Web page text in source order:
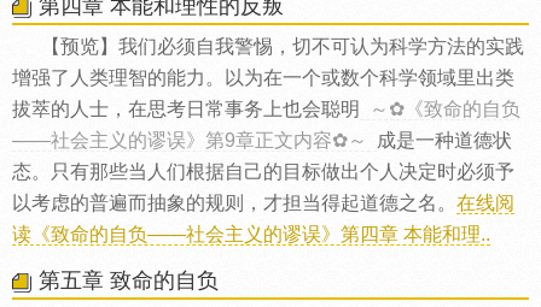
第四章 本能和理性的反叛
【预览】我们必须自我警惕，切不可认为科学方法的实践
增强了人类理智的能力。以为在一个或数个科学领域里出类
拔萃的人士，在思考日常事务上也会聪明
～✿《致命的自负
——社会主义的谬误》第9章正文内容✿～
成是一种道德状
态。只有那些当人们根据自己的目标做出个人决定时必须予
以考虑的普遍而抽象的规则，才担当得起道德之名。 在线阅
读《致命的自负——社会主义的谬误》第四章 本能和理..
第五章 致命的自负